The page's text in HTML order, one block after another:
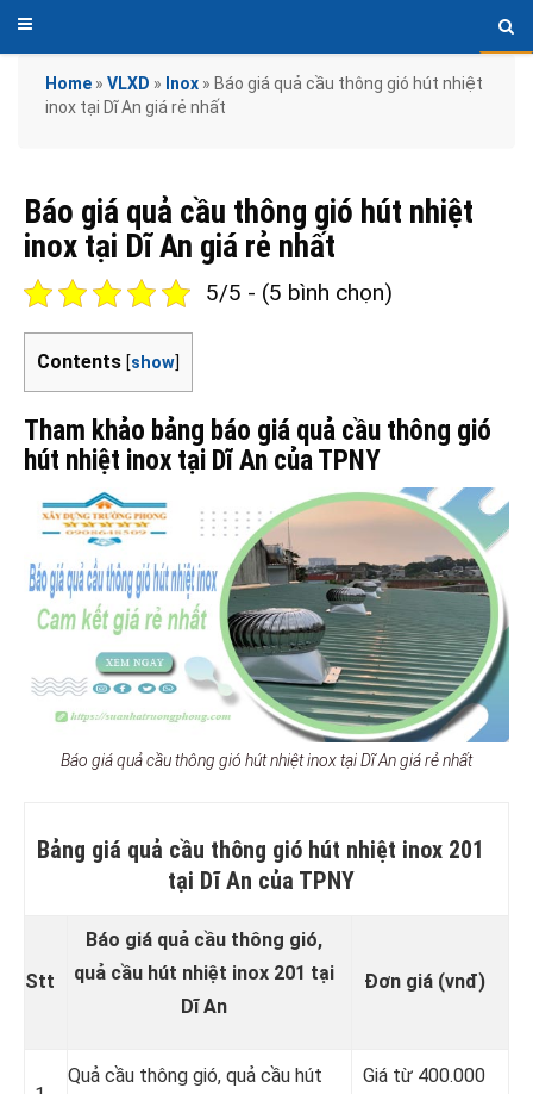
Home » VLXD » Inox » Báo giá quả cầu thông gió hút nhiệt
inox tại Dĩ An giá rẻ nhất
Báo giá quả cầu thông gió hút nhiệt
inox tại Dĩ An giá rẻ nhất
5/5 - (5 bình chọn)
Contents [show]
Tham khảo bảng báo giá quả cầu thông gió
hút nhiệt inox tại Dĩ An của TPNY
Báo giá quả cầu thông gió hút nhiệt inox tại Dĩ An giá rẻ nhất
Bảng giá quả cầu thông gió hút nhiệt inox 201
tại Dĩ An của TPNY
Stt
Báo giá quả cầu thông gió,
quả cầu hút nhiệt inox 201 tại
Dĩ An
Đơn giá (vnđ)
Quả cầu thông gió, quả cầu hút
Giá từ 400.000